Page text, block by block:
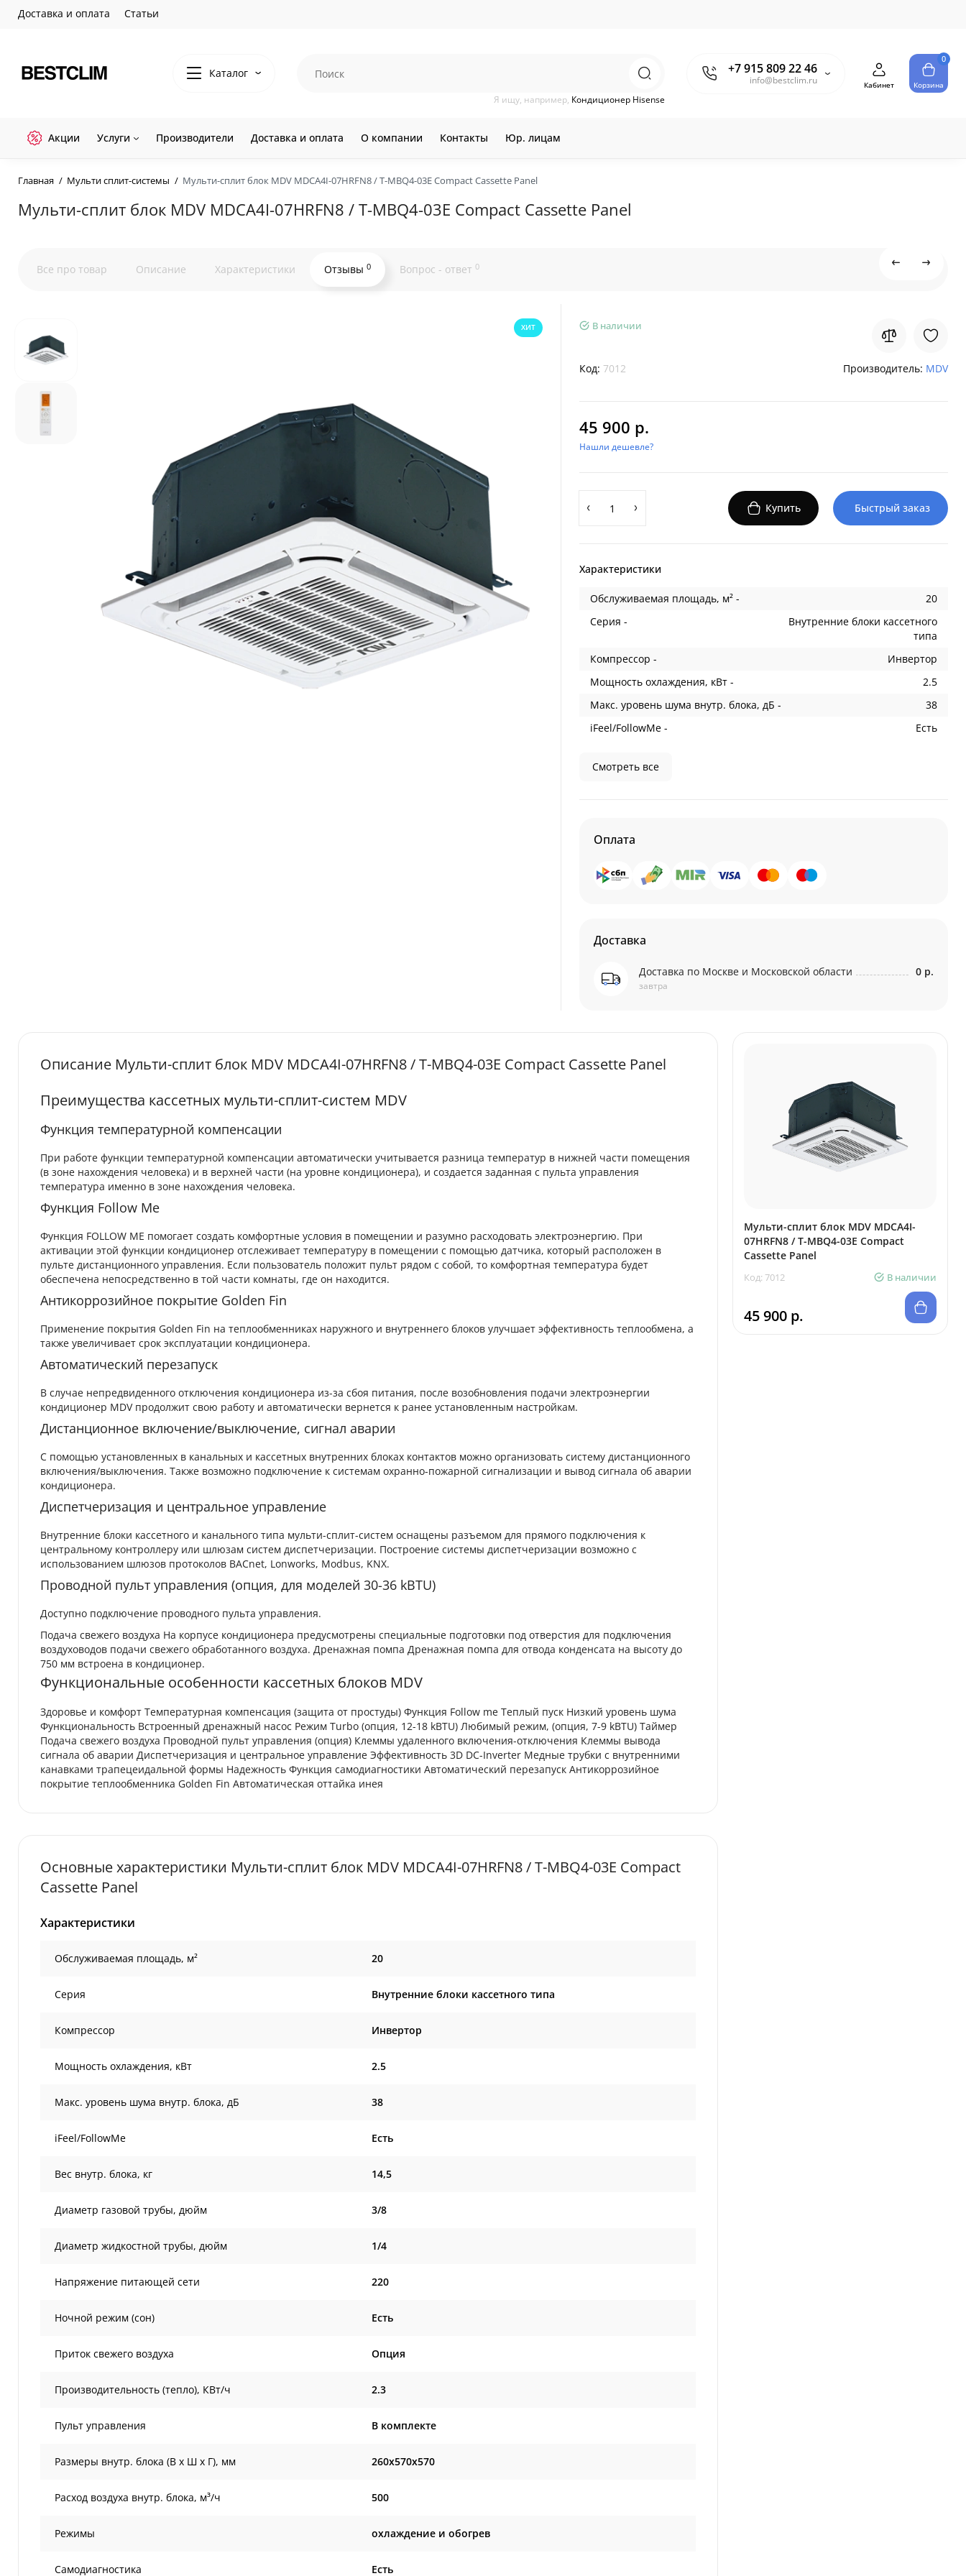
Доставка и оплата Статьи
Каталог +7 915 809 22 46
info@bestclim.ru
Я ищу, например, Кондиционер Hisense
Кабинет
0
Корзина
Акции Услуги Производители Доставка и оплата О компании Контакты Юр. лицам
Главная Мульти сплит-системы Мульти-сплит блок MDV MDCA4I-07HRFN8 / T-MBQ4-03E Compact Cassette Panel
Мульти-сплит блок MDV MDCA4I-07HRFN8 / T-MBQ4-03E Compact Cassette Panel
Все про товар Описание Характеристики Отзывы 0 Вопрос - ответ 0
ХИТ В наличии
Код: 7012 Производитель: MDV
45 900 р.
Нашли дешевле?
Купить Быстрый заказ
Характеристики
Обслуживаемая площадь, м² -
20
Серия -
Внутренние блоки кассетного
типа
Компрессор -
Инвертор
Мощность охлаждения, кВт -
2.5
Макс. уровень шума внутр. блока, дБ -
38
iFeel/FollowMe -
Есть
Смотреть все
Оплата
Доставка
Доставка по Москве и Московской области
завтра
0 р.
Описание Мульти-сплит блок MDV MDCA4I-07HRFN8 / T-MBQ4-03E Compact Cassette Panel
Преимущества кассетных мульти-сплит-систем MDV
Функция температурной компенсации
При работе функции температурной компенсации автоматически учитывается разница температур в нижней части помещения
(в зоне нахождения человека) и в верхней части (на уровне кондиционера), и создается заданная с пульта управления
температура именно в зоне нахождения человека.
Функция Follow Me
Функция FOLLOW ME помогает создать комфортные условия в помещении и разумно расходовать электроэнергию. При
активации этой функции кондиционер отслеживает температуру в помещении с помощью датчика, который расположен в
пульте дистанционного управления. Если пользователь положит пульт рядом с собой, то комфортная температура будет
обеспечена непосредственно в той части комнаты, где он находится.
Антикоррозийное покрытие Golden Fin
Применение покрытия Golden Fin на теплообменниках наружного и внутреннего блоков улучшает эффективность теплообмена, а
также увеличивает срок эксплуатации кондиционера.
Автоматический перезапуск
В случае непредвиденного отключения кондиционера из-за сбоя питания, после возобновления подачи электроэнергии
кондиционер MDV продолжит свою работу и автоматически вернется к ранее установленным настройкам.
Дистанционное включение/выключение, сигнал аварии
С помощью установленных в канальных и кассетных внутренних блоках контактов можно организовать систему дистанционного
включения/выключения. Также возможно подключение к системам охранно-пожарной сигнализации и вывод сигнала об аварии
кондиционера.
Диспетчеризация и центральное управление
Внутренние блоки кассетного и канального типа мульти-сплит-систем оснащены разъемом для прямого подключения к
центральному контроллеру или шлюзам систем диспетчеризации. Построение системы диспетчеризации возможно с
использованием шлюзов протоколов BACnet, Lonworks, Modbus, KNX.
Проводной пульт управления (опция, для моделей 30-36 kBTU)
Доступно подключение проводного пульта управления.
Подача свежего воздуха На корпусе кондиционера предусмотрены специальные подготовки под отверстия для подключения
воздуховодов подачи свежего обработанного воздуха. Дренажная помпа Дренажная помпа для отвода конденсата на высоту до
750 мм встроена в кондиционер.
Функциональные особенности кассетных блоков MDV
Здоровье и комфорт Температурная компенсация (защита от простуды) Функция Follow me Теплый пуск Низкий уровень шума
Функциональность Встроенный дренажный насос Режим Turbo (опция, 12-18 kBTU) Любимый режим, (опция, 7-9 kBTU) Таймер
Подача свежего воздуха Проводной пульт управления (опция) Клеммы удаленного включения-отключения Клеммы вывода
сигнала об аварии Диспетчеризация и центральное управление Эффективность 3D DC-Inverter Медные трубки с внутренними
канавками трапецеидальной формы Надежность Функция самодиагностики Автоматический перезапуск Антикоррозийное
покрытие теплообменника Golden Fin Автоматическая оттайка инея
Основные характеристики Мульти-сплит блок MDV MDCA4I-07HRFN8 / T-MBQ4-03E Compact
Cassette Panel
Характеристики
Обслуживаемая площадь, м² 20
Серия Внутренние блоки кассетного типа
Компрессор Инвертор
Мощность охлаждения, кВт 2.5
Макс. уровень шума внутр. блока, дБ 38
iFeel/FollowMe Есть
Вес внутр. блока, кг 14,5
Диаметр газовой трубы, дюйм 3/8
Диаметр жидкостной трубы, дюйм 1/4
Напряжение питающей сети 220
Ночной режим (сон) Есть
Приток свежего воздуха Опция
Производительность (тепло), КВт/ч 2.3
Пульт управления В комплекте
Размеры внутр. блока (В х Ш х Г), мм 260x570x570
Расход воздуха внутр. блока, м³/ч 500
Режимы охлаждение и обогрев
Самодиагностика Есть
Мульти-сплит блок MDV MDCA4I-
07HRFN8 / T-MBQ4-03E Compact
Cassette Panel
Код: 7012 В наличии
45 900 р.